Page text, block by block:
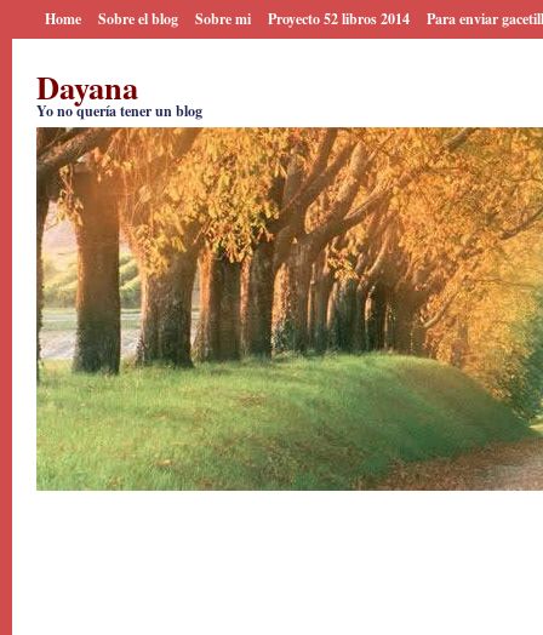
Home Sobre el blog Sobre mi Proyecto 52 libros 2014 Para enviar
Dayana
Yo no quería tener un blog